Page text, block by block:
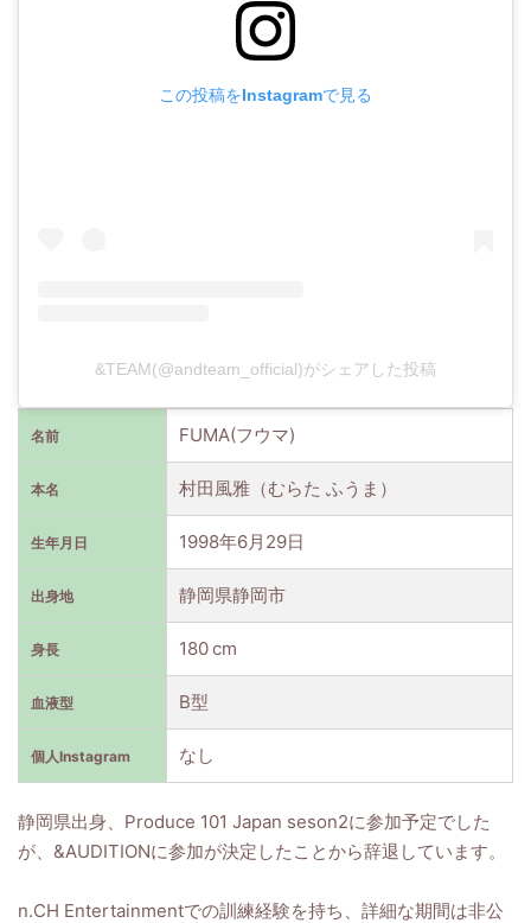
この投稿をInstagramで見る
&TEAM(@andteam_official)がシェアした投稿
名前 FUMA(フウマ)
本名 村田風雅（むらた ふうま）
生年月日 1998年6月29日
出身地 静岡県静岡市
身長 180 cm
血液型 B型
個人Instagram なし
静岡県出身、Produce 101 Japan seson2に参加予定でした
が、&AUDITIONに参加が決定したことから辞退しています。
n.CH Entertainmentでの訓練経験を持ち、詳細な期間は非公